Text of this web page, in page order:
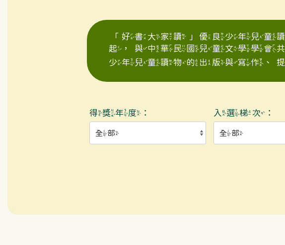
「好書大家讀」優良少年兒童
起，與中華民國兒童文學學會
少年兒童讀物的出版與寫作、
得獎年度： 入選梯次：